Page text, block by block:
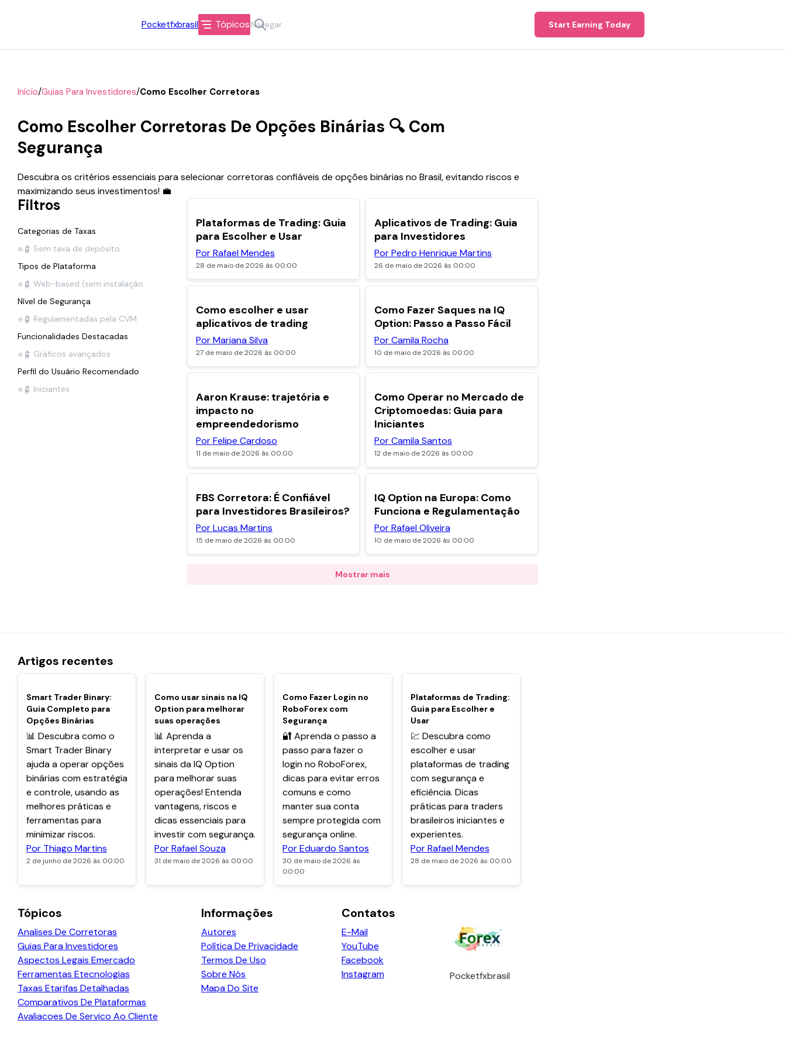
Pocketfxbrasil Tópicos Start Earning Today
Início/Guias Para Investidores/Como Escolher Corretoras
Como Escolher Corretoras De Opções Binárias 🔍 Com
Segurança
Descubra os critérios essenciais para selecionar corretoras confiáveis de opções binárias no Brasil, evitando riscos e
maximizando seus investimentos! 💼
Filtros
Categorias de Taxas
Tipos de Plataforma
Nível de Segurança
Funcionalidades Destacadas
Perfil do Usuário Recomendado
POPULARES
Plataformas de Trading: Guia
para Escolher e Usar
Por Rafael Mendes
28 de maio de 2026 às 00:00
POPULARES
Aplicativos de Trading: Guia
para Investidores
Por Pedro Henrique Martins
26 de maio de 2026 às 00:00
Como escolher e usar
aplicativos de trading
Por Mariana Silva
27 de maio de 2026 às 00:00
POPULARES
Como Fazer Saques na IQ
Option: Passo a Passo Fácil
Por Camila Rocha
10 de maio de 2026 às 00:00
Aaron Krause: trajetória e
impacto no
empreendedorismo
Por Felipe Cardoso
11 de maio de 2026 às 00:00
Como Operar no Mercado de
Criptomoedas: Guia para
Iniciantes
Por Camila Santos
12 de maio de 2026 às 00:00
POPULARES
FBS Corretora: É Confiável
para Investidores Brasileiros?
Por Lucas Martins
15 de maio de 2026 às 00:00
POPULARES
IQ Option na Europa: Como
Funciona e Regulamentação
Por Rafael Oliveira
10 de maio de 2026 às 00:00
Mostrar mais
Artigos recentes
POPULARES
Smart Trader Binary:
Guia Completo para
Opções Binárias
📊 Descubra como o
Smart Trader Binary
ajuda a operar opções
binárias com estratégia
e controle, usando as
melhores práticas e
ferramentas para
minimizar riscos.
Por Thiago Martins
2 de junho de 2026 às 00:00
POPULARES
Como usar sinais na IQ
Option para melhorar
suas operações
📊 Aprenda a
interpretar e usar os
sinais da IQ Option
para melhorar suas
operações! Entenda
vantagens, riscos e
dicas essenciais para
investir com segurança.
Por Rafael Souza
31 de maio de 2026 às 00:00
POPULARES
Como Fazer Login no
RoboForex com
Segurança
🔐 Aprenda o passo a
passo para fazer o
login no RoboForex,
dicas para evitar erros
comuns e como
manter sua conta
sempre protegida com
segurança online.
Por Eduardo Santos
30 de maio de 2026 às
00:00
POPULARES
Plataformas de Trading:
Guia para Escolher e
Usar
💹 Descubra como
escolher e usar
plataformas de trading
com segurança e
eficiência. Dicas
práticas para traders
brasileiros iniciantes e
experientes.
Por Rafael Mendes
28 de maio de 2026 às 00:00
Tópicos
Analises De Corretoras
Guias Para Investidores
Aspectos Legais Emercado
Ferramentas Etecnologias
Taxas Etarifas Detalhadas
Comparativos De Plataformas
Avaliacoes De Servico Ao Cliente
Informações
Autores
Política De Privacidade
Termos De Uso
Sobre Nós
Mapa Do Site
Contatos
E-Mail
YouTube
Facebook
Instagram
Pocketfxbrasil